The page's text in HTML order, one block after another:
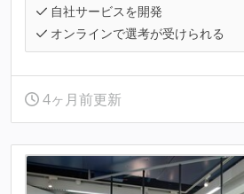
自社サービスを開発
オンラインで選考が受けられる
4ヶ月前更新